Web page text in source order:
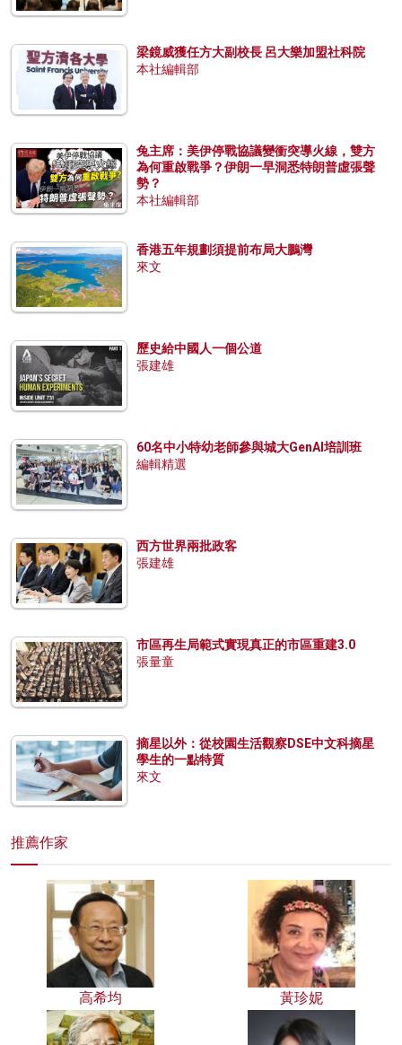
梁鏡威獲任方大副校長 呂大樂加盟社科院
本社編輯部
兔主席：美伊停戰協議變衝突導火線，雙方
為何重啟戰爭？伊朗一早洞悉特朗普虛張聲
勢？
本社編輯部
香港五年規劃須提前布局大鵬灣
來文
歷史給中國人一個公道
張建雄
60名中小特幼老師參與城大GenAI培訓班
編輯精選
西方世界兩批政客
張建雄
市區再生局範式實現真正的市區重建3.0
張量童
摘星以外：從校園生活觀察DSE中文科摘星
學生的一點特質
來文
推薦作家
高希均 黃珍妮